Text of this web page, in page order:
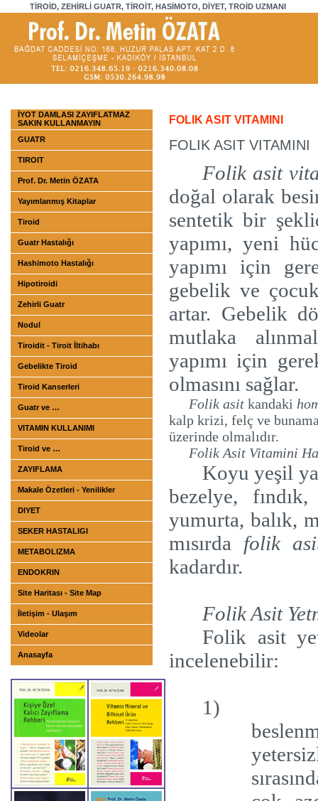
TİROİD, ZEHİRLİ GUATR, TİROİT, HASİMOTO, DİYET, TROİD UZMANI
İYOT DAMLASI ZAYIFLATMAZ
SAKIN KULLANMAYIN
GUATR
TIROIT
Prof. Dr. Metin ÖZATA
Yayımlanmış Kitaplar
Tiroid
Guatr Hastalığı
Hashimoto Hastalığı
Hipotiroidi
Zehirli Guatr
Nodul
Tiroidit - Tiroit İltihabı
Gebelikte Tiroid
Tiroid Kanserleri
Guatr ve …
VITAMIN KULLANIMI
Tiroid ve …
ZAYIFLAMA
Makale Özetleri - Yenilikler
DIYET
SEKER HASTALIGI
METABOLIZMA
ENDOKRIN
Site Haritası - Site Map
İletişim - Ulaşım
Videolar
Anasayfa
FOLIK ASIT VITAMINI
FOLIK ASIT VITAMINI
Folik asit
doğal olarak
sentetik bir
yapımı, yeni
yapımı için
gebelik ve
artar. Gebelik
mutlaka
yapımı için
olmasını sağlar.
Folik asit kandaki
kalp krizi, felç ve
üzerinde olmalıdır.
Folik Asit Vitamini
Koyu yeşil
bezelye,
yumurta, balık,
mısırda folik
kadardır.
Folik Asit
Folik asit
incelenebilir:
1)